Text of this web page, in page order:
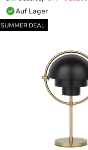
Auf Lager
SUMMER DEAL